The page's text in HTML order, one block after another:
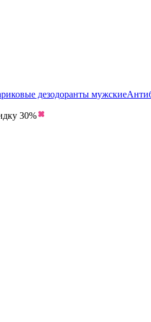
дезодоранты мужские
30%